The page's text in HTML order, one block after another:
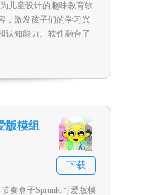
儿童设计的趣味教育软
，激发孩子们的学习兴
认知能力。软件融合了
版模组
下载
奏盒子Sprunki可爱版模